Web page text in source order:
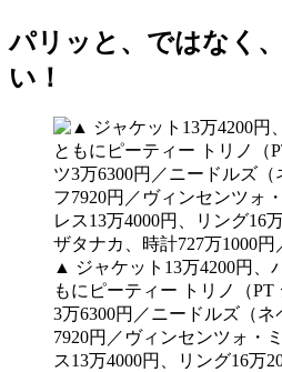
パリッと、ではなく
い！
▲ ジャケット13万4200円、
もにピーティー トリノ（
3万6300円／ニードルズ（
7920円／ヴィンセンツォ・
ス13万4000円、リング16万